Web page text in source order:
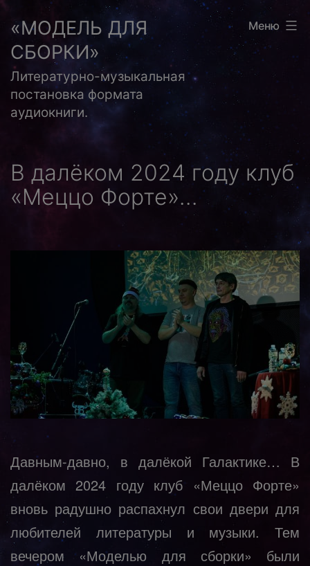
Перейти
содержимому
«МОДЕЛЬ ДЛЯ
СБОРКИ»
Литературно-музыкальная
постановка формата
аудиокниги.
Меню
В далёком 2024 году клуб
«Меццо Форте»…
Давным-давно, в далёкой Галактике… В
далёком 2024 году клуб «Меццо Форте»
вновь радушно распахнул свои двери для
любителей литературы и музыки. Тем
вечером «Моделью для сборки» были